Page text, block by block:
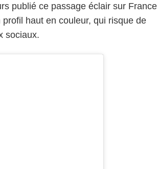
publié ce passage éclair sur France
haut en couleur, qui risque de
sociaux.